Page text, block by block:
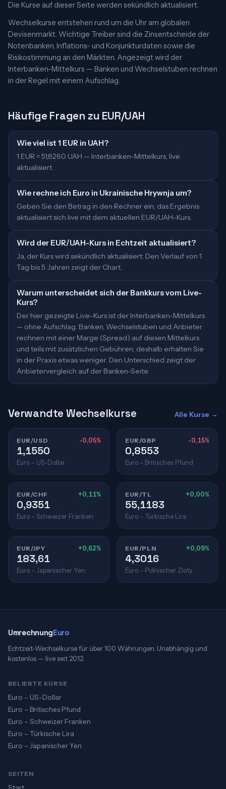
Die Kurse auf dieser Seite werden sekündlich aktualisiert.
Wechselkurse entstehen rund um die Uhr am globalen
Devisenmarkt. Wichtige Treiber sind die Zinsentscheide der
Notenbanken, Inflations- und Konjunkturdaten sowie die
Risikostimmung an den Märkten. Angezeigt wird der
Interbanken-Mittelkurs — Banken und Wechselstuben rechnen
in der Regel mit einem Aufschlag.
Häufige Fragen zu EUR/UAH
Wie viel ist 1 EUR in UAH?
1 EUR = 51,8260 UAH — Interbanken-Mittelkurs, live
aktualisiert.
Wie rechne ich Euro in Ukrainische Hrywnja um?
Geben Sie den Betrag in den Rechner ein; das Ergebnis
aktualisiert sich live mit dem aktuellen EUR/UAH-Kurs.
Wird der EUR/UAH-Kurs in Echtzeit aktualisiert?
Ja, der Kurs wird sekündlich aktualisiert. Den Verlauf von 1
Tag bis 5 Jahren zeigt der Chart.
Warum unterscheidet sich der Bankkurs vom Live-
Kurs?
Der hier gezeigte Live-Kurs ist der Interbanken-Mittelkurs
— ohne Aufschlag. Banken, Wechselstuben und Anbieter
rechnen mit einer Marge (Spread) auf diesen Mittelkurs
und teils mit zusätzlichen Gebühren; deshalb erhalten Sie
in der Praxis etwas weniger. Den Unterschied zeigt der
Anbietervergleich auf der Banken-Seite.
Verwandte Wechselkurse Alle Kurse →
EUR/USD -0,05%
1,1550
Euro – US-Dollar
EUR/GBP -0,15%
0,8553
Euro – Britisches Pfund
EUR/CHF +0,11%
0,9351
Euro – Schweizer Franken
EUR/TL +0,00%
55,1183
Euro – Türkische Lira
EUR/JPY +0,62%
183,61
Euro – Japanischer Yen
EUR/PLN +0,09%
4,3016
Euro – Polnischer Zloty
UmrechnungEuro
Echtzeit-Wechselkurse für über 100 Währungen. Unabhängig und
kostenlos — live seit 2012.
BELIEBTE KURSE
Euro – US-Dollar
Euro – Britisches Pfund
Euro – Schweizer Franken
Euro – Türkische Lira
Euro – Japanischer Yen
SEITEN